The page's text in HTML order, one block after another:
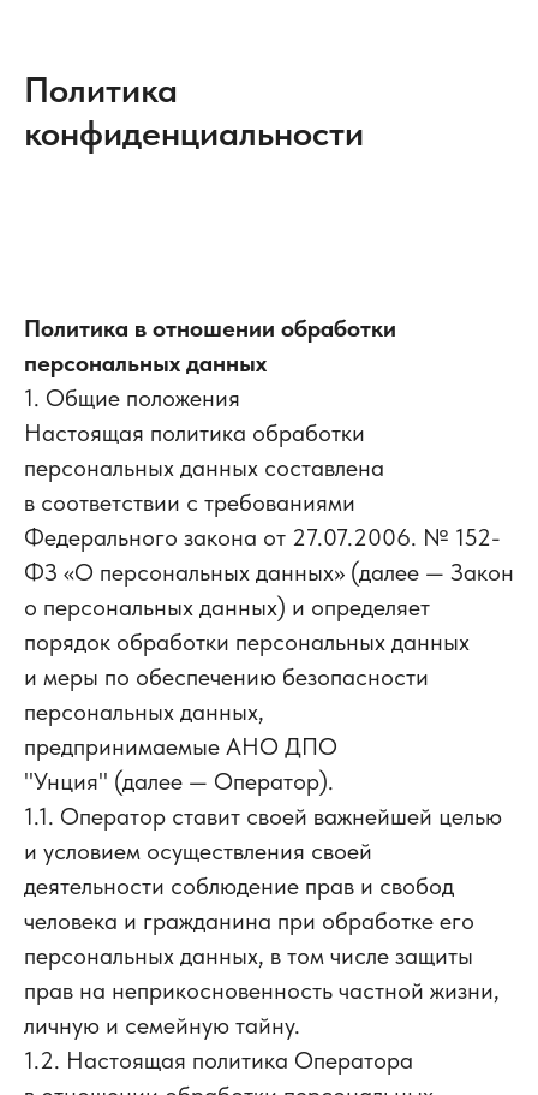
Политика
конфиденциальности
Политика в отношении обработки
персональных данных
1. Общие положения
Настоящая политика обработки
персональных данных составлена
в соответствии с требованиями
Федерального закона от 27.07.2006. № 152-
ФЗ «О персональных данных» (далее — Закон
о персональных данных) и определяет
порядок обработки персональных данных
и меры по обеспечению безопасности
персональных данных,
предпринимаемые АНО ДПО
"Унция" (далее — Оператор).
1.1. Оператор ставит своей важнейшей целью
и условием осуществления своей
деятельности соблюдение прав и свобод
человека и гражданина при обработке его
персональных данных, в том числе защиты
прав на неприкосновенность частной жизни,
личную и семейную тайну.
1.2. Настоящая политика Оператора